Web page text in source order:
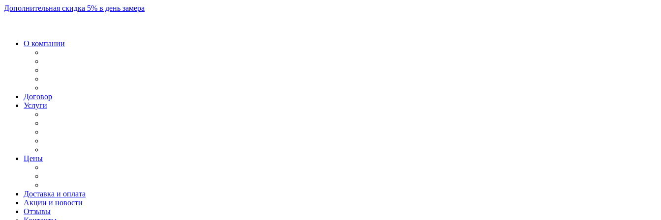
Дополнительная скидка 5% в день замера
О компании
Договор
Услуги
Цены
Доставка и оплата
Акции и новости
Отзывы